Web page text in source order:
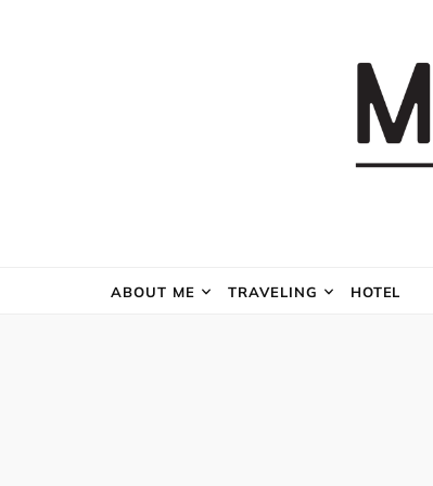
ABOUT ME TRAVELING HOTEL